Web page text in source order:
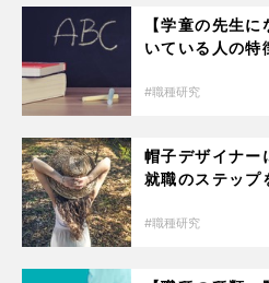
【学童の先生
いている人の特
職種研究
帽子デザイナー
就職のステップ
職種研究